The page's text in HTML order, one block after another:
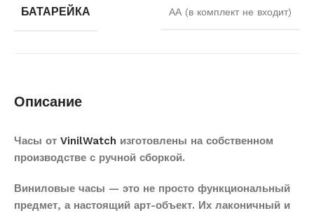
БАТАРЕЙКА АА (в комплект не входит)
Описание
Часы от VinilWatch изготовлены на собственном
производстве с ручной сборкой.
Виниловые часы — это не просто функциональный
предмет, а настоящий арт-объект. Их лаконичный и